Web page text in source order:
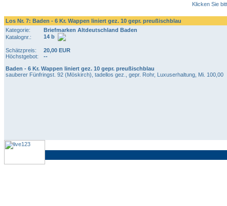
Klicken Sie
Los Nr. 7: Baden - 6 Kr. Wappen liniert gez. 10 gepr. preußischblau
Kategorie:
Briefmarken Altdeutschland Baden
Katalognr.:
14 b
Schätzpreis:
20,00 EUR
Höchstgebot:
--
Baden - 6 Kr. Wappen liniert gez. 10 gepr. preußischblau
sauberer Fünfringst. 92 (Möskirch), tadellos gez., gepr. Rohr, Luxuserhaltung, Mi. 100,00